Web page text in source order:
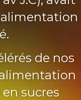
de nos
sucres